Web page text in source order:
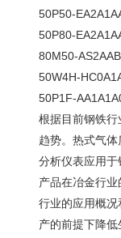
50P50-
50P80-
80M50-
50W4H-
50P1F-
根据目前钢铁
趋势。热式气
分析仪表应用
产品在冶金行
行业的应用概
产的前提下降